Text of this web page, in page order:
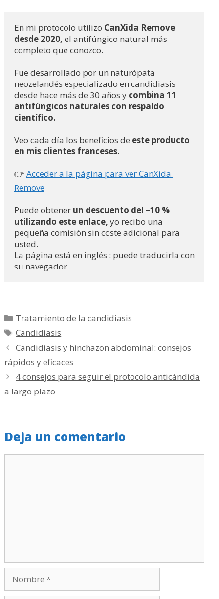
En mi protocolo utilizo CanXida Remove
desde 2020, el antifúngico natural más
completo que conozco.
Fue desarrollado por un naturópata
neozelandés especializado en candidiasis
desde hace más de 30 años y combina 11
antifúngicos naturales con respaldo
científico.
Veo cada día los beneficios de este producto
en mis clientes franceses.
👉 Acceder a la página para ver CanXida
Remove
Puede obtener un descuento del –10 %
utilizando este enlace, yo recibo una
pequeña comisión sin coste adicional para
usted.
La página está en inglés : puede traducirla con
su navegador.
Categorías
Tratamiento de la candidiasis
Etiquetas
Candidiasis
Candidiasis y hinchazon abdominal: consejos
rápidos y eficaces
4 consejos para seguir el protocolo anticándida
a largo plazo
Deja un comentario